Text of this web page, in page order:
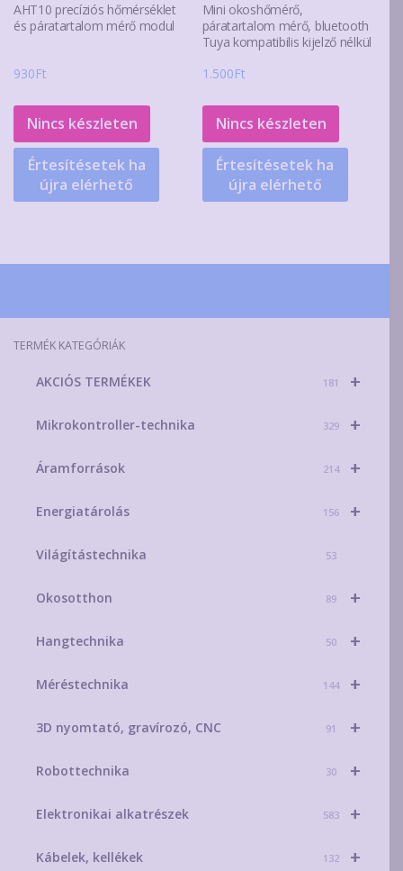
AHT10 precíziós hőmérséklet
és páratartalom mérő modul
930Ft
Nincs készleten
Értesítésetek ha
újra elérhető
Mini okoshőmérő,
páratartalom mérő, bluetooth
Tuya kompatibilis kijelző nélkül
1.500Ft
Nincs készleten
Értesítésetek ha
újra elérhető
TERMÉK KATEGÓRIÁK
+
AKCIÓS TERMÉKEK 181
+
Mikrokontroller-technika 329
+
Áramforrások 214
+
Energiatárolás 156
Világítástechnika 53
+
Okosotthon 89
+
Hangtechnika 50
+
Méréstechnika 144
+
3D nyomtató, gravírozó, CNC 91
+
Robottechnika 30
+
Elektronikai alkatrészek 583
+
Kábelek, kellékek 132